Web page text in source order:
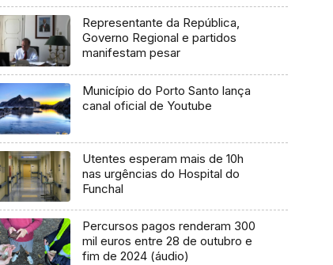
Representante da República,
Governo Regional e partidos
manifestam pesar
Município do Porto Santo lança
canal oficial de Youtube
Utentes esperam mais de 10h
nas urgências do Hospital do
Funchal
Percursos pagos renderam 300
mil euros entre 28 de outubro e
fim de 2024 (áudio)